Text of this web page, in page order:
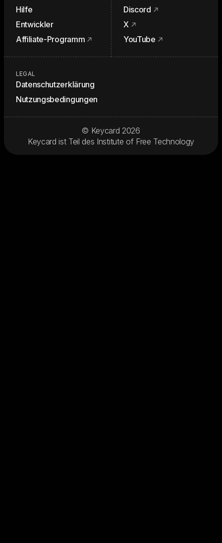
Hilfe
Entwickler
Affiliate-Programm
Discord
X
YouTube
LEGAL
Datenschutzerklärung
Nutzungsbedingungen
© Keycard 2026
Keycard ist Teil des Institute of Free Technology